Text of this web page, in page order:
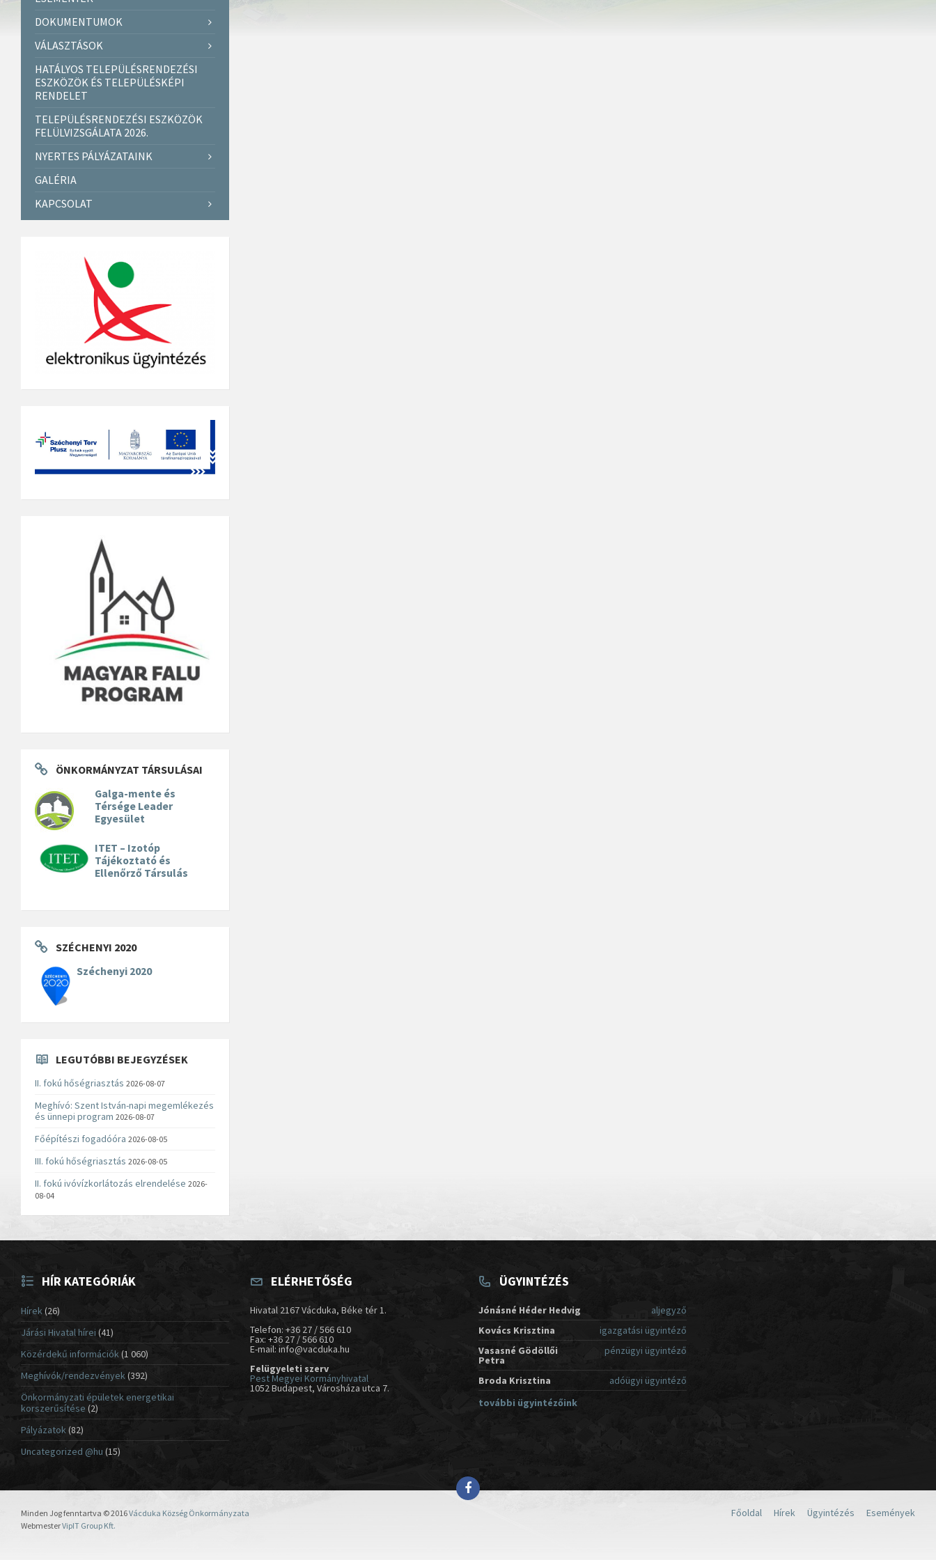
DOKUMENTUMOK
VÁLASZTÁSOK
HATÁLYOS TELEPÜLÉSRENDEZÉSI
ESZKÖZÖK ÉS TELEPÜLÉSKÉPI
RENDELET
TELEPÜLÉSRENDEZÉSI ESZKÖZÖK
FELÜLVIZSGÁLATA 2026.
NYERTES PÁLYÁZATAINK
GALÉRIA
KAPCSOLAT
ÖNKORMÁNYZAT TÁRSULÁSAI
Galga-mente és
Térsége Leader
Egyesület
ITET – Izotóp
Tájékoztató és
Ellenőrző Társulás
SZÉCHENYI 2020
Széchenyi 2020
LEGUTÓBBI BEJEGYZÉSEK
II. fokú hőségriasztás 2026-08-07
Meghívó: Szent István-napi megemlékezés
és ünnepi program 2026-08-07
Főépítészi fogadóóra 2026-08-05
III. fokú hőségriasztás 2026-08-05
II. fokú ivóvízkorlátozás elrendelése 2026-
08-04
HÍR KATEGÓRIÁK
Hírek (26)
Járási Hivatal hírei (41)
Közérdekű információk(1 060)
Meghívók/rendezvények(392)
Önkormányzati épületek energetikai
korszerűsítése (2)
Pályázatok(82)
Uncategorized @hu (15)
ELÉRHETŐSÉG
Hivatal 2167 Vácduka, Béke tér 1.
Telefon: +36 27 / 566 610
Fax: +36 27 / 566 610
E-mail: info@vacduka.hu
Felügyeleti szerv
Pest Megyei Kormányhivatal
1052 Budapest, Városháza utca 7.
ÜGYINTÉZÉS
Jónásné Héder Hedvig
aljegyző
Kovács Krisztina
igazgatási ügyintéző
Vasasné Gödöllői
Petra
pénzügyi ügyintéző
Broda Krisztina
adóügyi ügyintéző
további ügyintézőink
Főoldal Hírek Ügyintézés Események
Minden Jog fenntartva © 2016Vácduka Község Önkormányzata
WebmesterVipIT Group Kft.